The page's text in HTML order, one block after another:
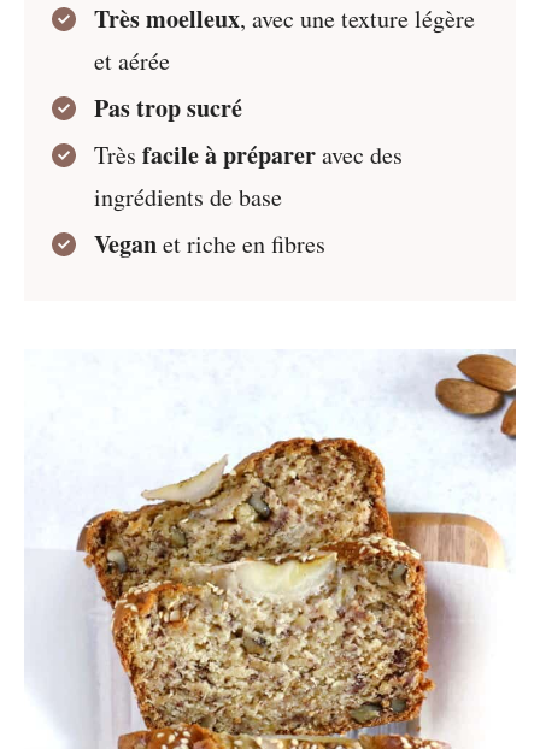
Très moelleux, avec une texture légère
et aérée
Pas trop sucré
Trèsfacile à prépareravec des
ingrédients de base
Veganet riche en fibres